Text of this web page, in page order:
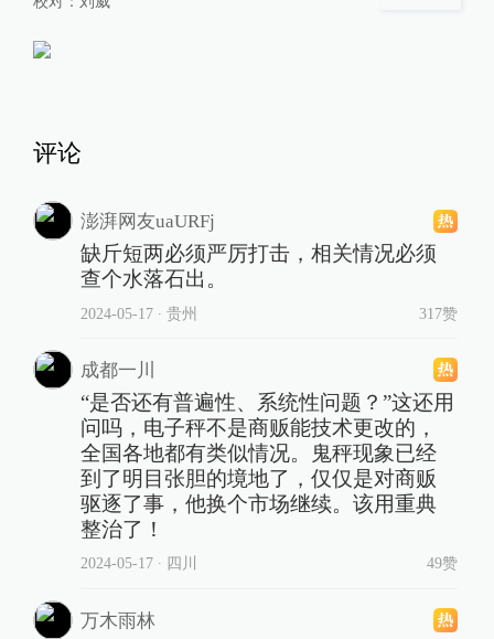
评论
澎湃网友uaURFj
缺斤短两必须严厉打击，相关情况必须
查个水落石出。
2024-05-17∙ 贵州 317赞
成都一川
“是否还有普遍性、系统性问题？”这还用
问吗，电子秤不是商贩能技术更改的，
全国各地都有类似情况。鬼秤现象已经
到了明目张胆的境地了，仅仅是对商贩
驱逐了事，他换个市场继续。该用重典
整治了！
2024-05-17∙ 四川 49赞
万木雨林